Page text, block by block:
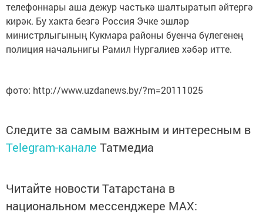
телефоннары аша дежур частькә шалтыратып әйтергә
кирәк. Бу хакта безгә Россия Эчке эшләр
министрлыгының Кукмара районы буенча бүлегенең
полиция начальнигы Рамил Нургалиев хәбәр итте.
фото: http://www.uzdanews.by/?m=20111025
Следите за самым важным и интересным в
Telegram-канале Татмедиа
Читайте новости Татарстана в
национальном мессенджере MАХ: